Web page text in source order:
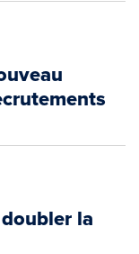
la